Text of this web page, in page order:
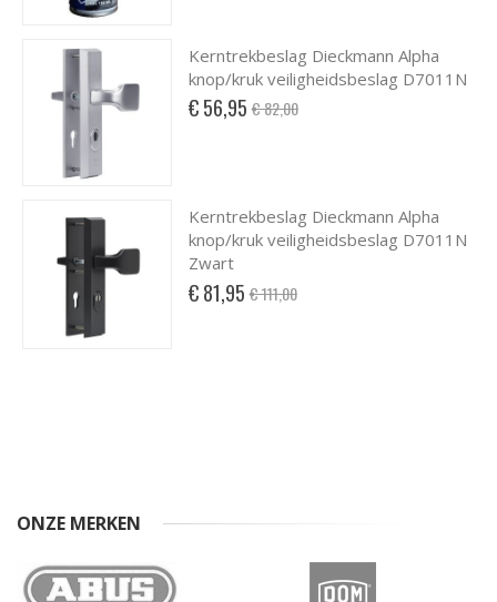
Kerntrekbeslag Dieckmann Alpha
knop/kruk veiligheidsbeslag D7011N
Special
€ 56,95 € 82,00
Kerntrekbeslag Dieckmann Alpha
knop/kruk veiligheidsbeslag D7011N
Zwart
Special
€ 81,95 € 111,00
ONZE MERKEN